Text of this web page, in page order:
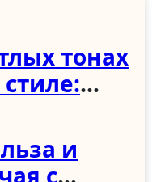
тонах
и